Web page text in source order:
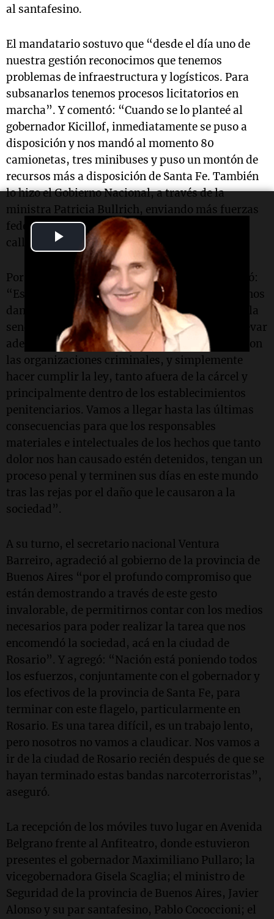
Play
Video
al santafesino.
El mandatario sostuvo que “desde el día uno de
nuestra gestión reconocimos que tenemos
problemas de infraestructura y logísticos. Para
subsanarlos tenemos procesos licitatorios en
marcha”. Y comentó: “Cuando se lo planteé al
gobernador Kicillof, inmediatamente se puso a
disposición y nos mandó al momento 80
camionetas, tres minibuses y puso un montón de
recursos más a disposición de Santa Fe. También
lo hizo el Gobierno Nacional, a través de la
ministra Patricia Bullrich, enviando más fuerzas
federales, que desde el martes ya están en las
calles”.
Por último, el gobernador de Santa Fe manifestó:
“Este mensaje de unidad y de trabajo conjunto nos
dan el respaldo y la energía para continuar por la
senda que habíamos diseñado y que vamos a llevar
adelante, qué es el camino de no pactar nunca con
las organizaciones criminales, y simplemente
hacer cumplir la ley, tanto afuera de la cárcel y
principalmente dentro de los establecimientos
penitenciarios. Vamos a llegar hasta las últimas
consecuencias para que los responsables
materiales e intelectuales de los hechos que tanto
dolor nos han causado estén detenidos, tengan un
proceso penal y terminen sus días en este mundo
tras las rejas por el daño que le causaron a la
sociedad”.
A su turno, el secretario nacional Ventura
Barreiro, agradeció al gobierno de la provincia de
Buenos Aires “por el profundo compromiso que
están demostrando a través de este gesto
invalorable, de permitirnos contar con los medios
necesarios para poder realizar la tarea que nos
encomendó la sociedad, acá en la ciudad de
Rosario”. Y agregó: “Nación está poniendo todos
los esfuerzos, conjuntamente con el gobernador y
los efectivos de la provincia de Santa Fe, para
terminar con este flagelo, particularmente en
Rosario. Es una tarea difícil, es un trabajo lento,
pero nosotros no vamos a claudicar. Nos vamos a
ir de la ciudad de Rosario recién después de que se
hayan terminado estas bandas narcoterroristas”,
aseguró.
La recepción de los móviles tuvo lugar en Avenida
Belgrano frente al Anfiteatro, donde estuvieron
presentes el gobernador Maximiliano Pullaro; la
vicegobernadora Gisela Scaglia; el ministro de
Seguridad de la provincia de Buenos Aires, Javier
Alonso y su par santafesino, Pablo Cococcioni; el